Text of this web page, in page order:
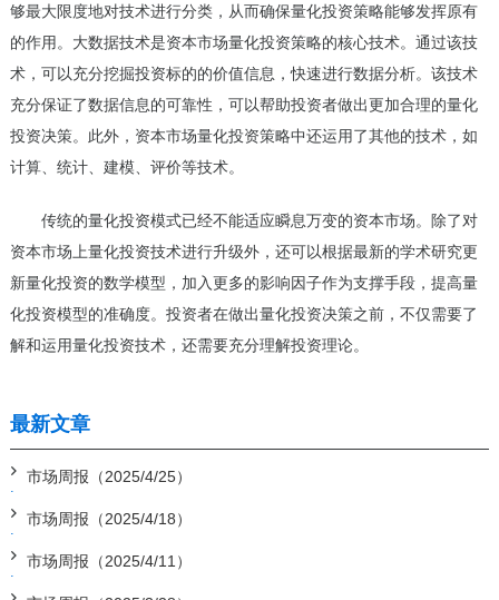
够最大限度地对技术进行分类，从而确保量化投资策略能够发挥原有
的作用。大数据技术是资本市场量化投资策略的核心技术。通过该技
术，可以充分挖掘投资标的的价值信息，快速进行数据分析。该技术
充分保证了数据信息的可靠性，可以帮助投资者做出更加合理的量化
投资决策。此外，资本市场量化投资策略中还运用了其他的技术，如
计算、统计、建模、评价等技术。
传统的量化投资模式已经不能适应瞬息万变的资本市场。除了对
资本市场上量化投资技术进行升级外，还可以根据最新的学术研究更
新量化投资的数学模型，加入更多的影响因子作为支撑手段，提高量
化投资模型的准确度。投资者在做出量化投资决策之前，不仅需要了
解和运用量化投资技术，还需要充分理解投资理论。
最新文章
市场周报（2025/4/25）
市场周报（2025/4/18）
市场周报（2025/4/11）